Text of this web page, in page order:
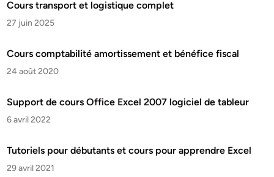
Cours transport et logistique complet
27 juin 2025
Cours comptabilité amortissement et bénéfice fiscal
24 août 2020
Support de cours Office Excel 2007 logiciel de tableur
6 avril 2022
Tutoriels pour débutants et cours pour apprendre Excel
29 avril 2021